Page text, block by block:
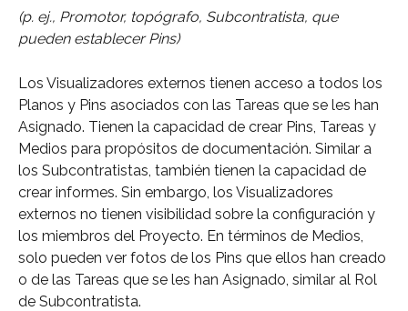
(p. ej., Promotor, topógrafo, Subcontratista, que
pueden establecer Pins)
Los Visualizadores externos tienen acceso a todos los
Planos y Pins asociados con las Tareas que se les han
Asignado. Tienen la capacidad de crear Pins, Tareas y
Medios para propósitos de documentación. Similar a
los Subcontratistas, también tienen la capacidad de
crear informes. Sin embargo, los Visualizadores
externos no tienen visibilidad sobre la configuración y
los miembros del Proyecto. En términos de Medios,
solo pueden ver fotos de los Pins que ellos han creado
o de las Tareas que se les han Asignado, similar al Rol
de Subcontratista.